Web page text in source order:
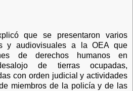
que se presentaron varios
y audiovisuales a la OEA que
de derechos humanos en
de tierras ocupadas,
con orden judicial y actividades
miembros de la policía y de las